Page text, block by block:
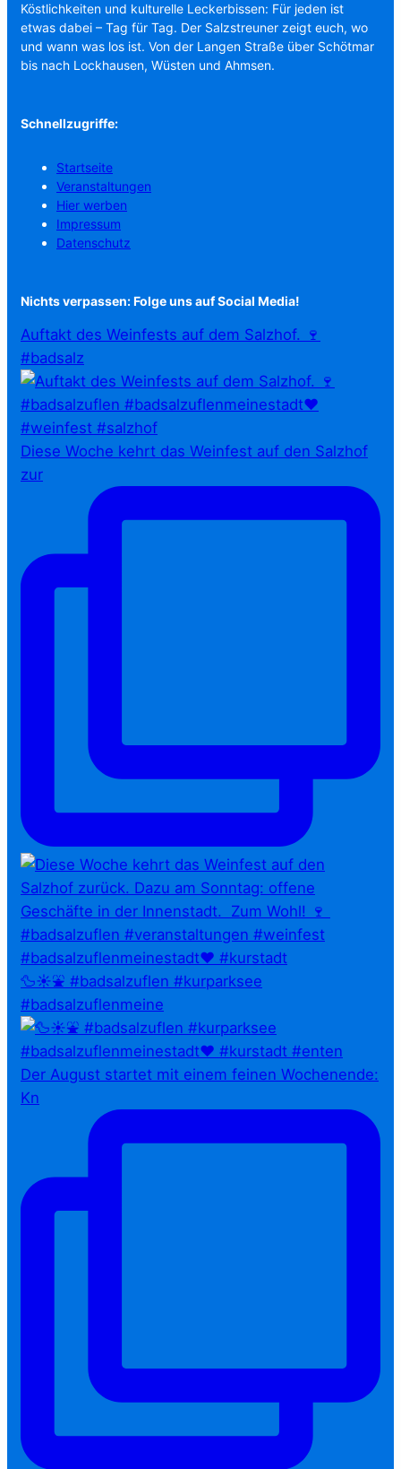
Köstlichkeiten und kulturelle Leckerbissen: Für jeden ist
etwas dabei – Tag für Tag. Der Salzstreuner zeigt euch, wo
und wann was los ist. Von der Langen Straße über Schötmar
bis nach Lockhausen, Wüsten und Ahmsen.
Schnellzugriffe:
Startseite
Veranstaltungen
Hier werben
Impressum
Datenschutz
Nichts verpassen: Folge uns auf Social Media!
Auftakt des Weinfests auf dem Salzhof. 🍷
#badsalz
Diese Woche kehrt das Weinfest auf den Salzhof
zur
🦆☀️⛲ #badsalzuflen #kurparksee
#badsalzuflenmeine
Der August startet mit einem feinen Wochenende:
Kn